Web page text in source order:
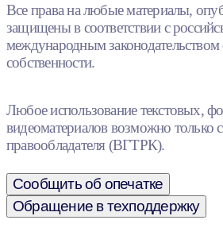
Все права на любые материалы,
защищены в соответствии с
международным законодательством
собственности.
Любое использование текстовых,
видеоматериалов возможно только с
правообладателя (ВГТРК).
Сообщить об опечатке
Обращение в техподдержку